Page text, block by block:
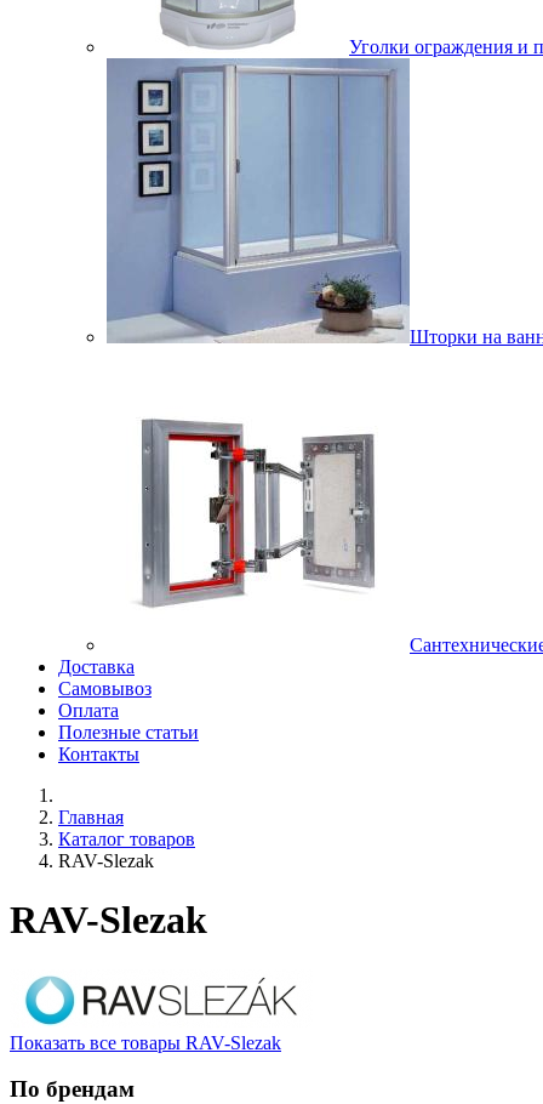
Уголки ограждения и
Шторки на
Доставка
Самовывоз
Оплата
Полезные статьи
Контакты
Главная
Каталог товаров
RAV-Slezak
RAV-Slezak
Показать все товары RAV-Slezak
По брендам